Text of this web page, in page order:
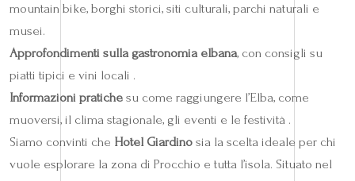
mountain bike, borghi storici, siti culturali, parchi naturali e
musei.
Approfondimenti sulla gastronomia elbana, con consigli su
piatti tipici e vini locali .
Informazioni pratiche su come raggiungere l’Elba, come
muoversi, il clima stagionale, gli eventi e le festività .
Siamo convinti che Hotel Giardino sia la scelta ideale per chi
vuole esplorare la zona di Procchio e tutta l’isola. Situato nel